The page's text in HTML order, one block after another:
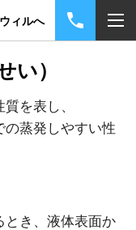
ィルへ
い）
性質を表し、
すい性
とき、液体表面か